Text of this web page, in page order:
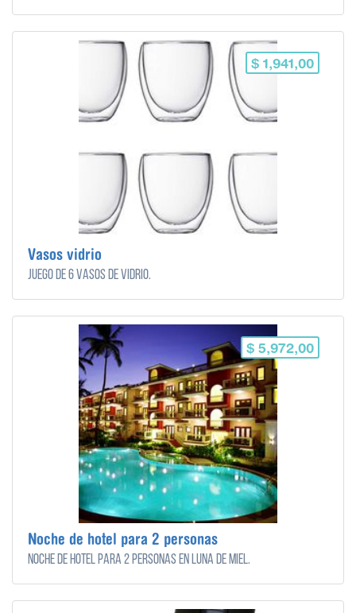
$ 1,941,00
Vasos vidrio
Juego de 6 vasos de vidrio.
$ 5,972,00
Noche de hotel para 2 personas
Noche de hotel para 2 personas en luna de miel.